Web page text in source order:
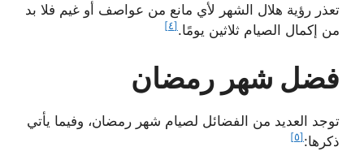
تعذر رؤية هلال الشهر لأي مانع من عواصف أو غيم فلا بد
من إكمال الصيام ثلاثين يومًا. [٤]
فضل شهر رمضان
توجد العديد من الفضائل لصيام شهر رمضان، وفيما يأتي
ذكرها: [٥]